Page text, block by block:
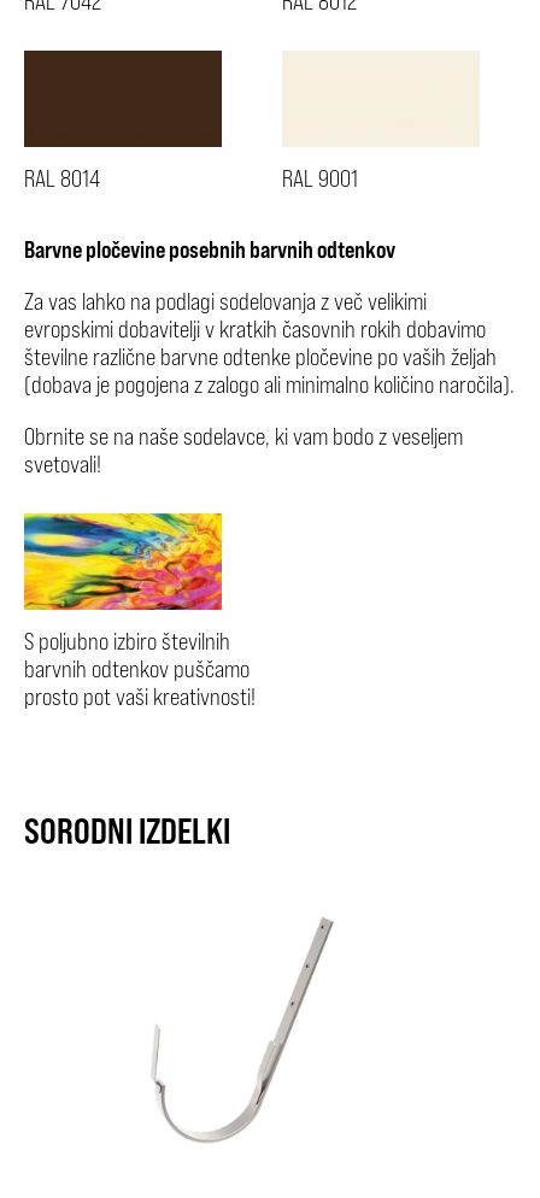
RAL 8014 RAL 9001
Barvne pločevine posebnih barvnih odtenkov
Za vas lahko na podlagi sodelovanja z več velikimi
evropskimi dobavitelji v kratkih časovnih rokih dobavimo
številne različne barvne odtenke pločevine po vaših željah
(dobava je pogojena z zalogo ali minimalno količino naročila).
Obrnite se na naše sodelavce, ki vam bodo z veseljem
svetovali!
S poljubno izbiro številnih
barvnih odtenkov puščamo
prosto pot vaši kreativnosti!
SORODNI IZDELKI